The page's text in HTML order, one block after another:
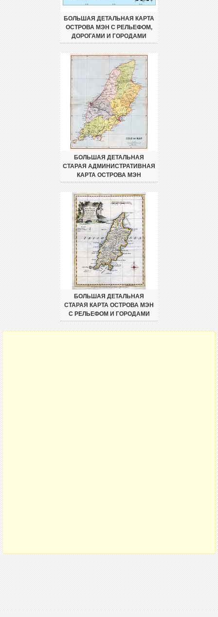
БОЛЬШАЯ ДЕТАЛЬНАЯ КАРТА
ОСТРОВА МЭН С РЕЛЬЕФОМ,
ДОРОГАМИ И ГОРОДАМИ
БОЛЬШАЯ ДЕТАЛЬНАЯ
СТАРАЯ АДМИНИСТРАТИВНАЯ
КАРТА ОСТРОВА МЭН
БОЛЬШАЯ ДЕТАЛЬНАЯ
СТАРАЯ КАРТА ОСТРОВА МЭН
С РЕЛЬЕФОМ И ГОРОДАМИ